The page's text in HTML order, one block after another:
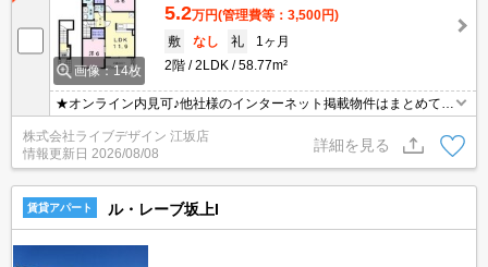
画像：14枚
5.2万円(管理費等：3,500円)
敷
なし 礼
1ヶ月
2階
2LDK 58.77m²
★オンライン内見可♪他社様のインターネット掲載物件はまとめてご
案内可能です！
株式会社ライブデザイン 江坂店
情報更新日 2026/08/08
詳細を見る
賃貸アパート ル・レーブ坂上I